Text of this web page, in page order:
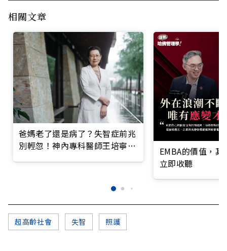
相關文章
爸媽老了還是病了？失智症前兆
別輕忽！神內專科醫師王培寧呼
EMBA的價值，
立即收聽
超高齡社會 失智 照護